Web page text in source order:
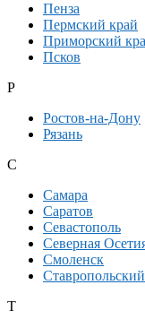
Пенза
Пермский край
Приморский
Псков
Р
Ростов-на-Дону
Рязань
С
Самара
Саратов
Севастополь
Северная
Смоленск
Т